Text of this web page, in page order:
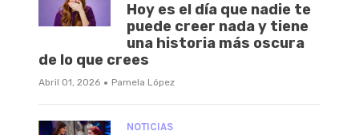
Hoy es el día que nadie te
puede creer nada y tiene
una historia más oscura
de lo que crees
Abril 01, 2026 · Pamela López
NOTICIAS